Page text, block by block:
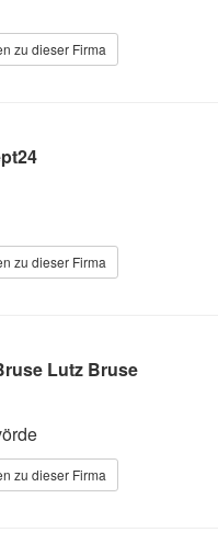
zu dieser Firma
zu dieser Firma
Lutz Bruse
zu dieser Firma